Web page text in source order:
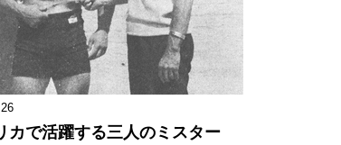
カで活躍する三人のミスター